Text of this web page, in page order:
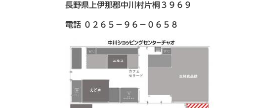
長野県上伊那郡中川村片桐３９６９
電話 ０２６５－９６－０６５８